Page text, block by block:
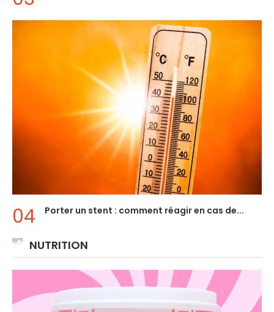
Porter un stent : comment réagir en cas de...
NUTRITION